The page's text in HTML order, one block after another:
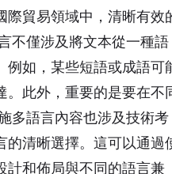
際貿易領域中，清晰有效
不僅涉及將文本從一種語
例如，某些短語或成語可
此外，重要的是要在不
多語言內容也涉及技術考
的清晰選擇。這可以通過
計和佈局與不同的語言兼